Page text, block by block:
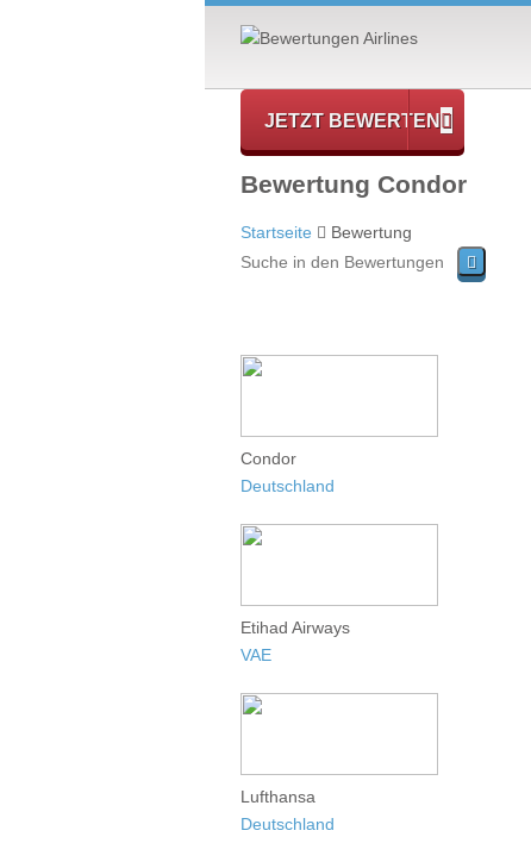
JETZT BEWERTEN
Bewertung Condor
Startseite Bewertung
Condor
Deutschland
Etihad Airways
VAE
Lufthansa
Deutschland